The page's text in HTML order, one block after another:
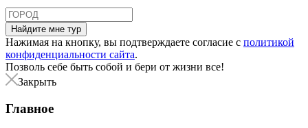
Найдите мне тур
Нажимая на кнопку, вы подтверждаете согласие с политикой
конфиденциальности сайта.
Позволь себе быть собой и бери от жизни все!
Закрыть
Главное